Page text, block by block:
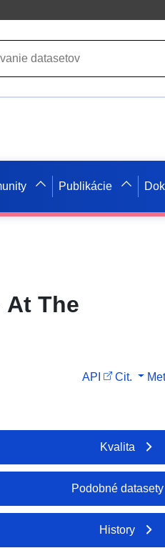
Publikácie
The
API Cit.
Kvalita
Podobné datasety
History